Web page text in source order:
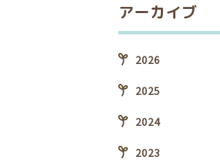
アーカイブ
2026
2025
2024
2023